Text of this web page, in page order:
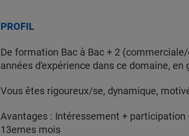
PROFIL
De formation Bac à Bac + 2
années d'expérience dans ce domaine,
Vous êtes rigoureux/se, dynamique,
Avantages : Intéressement +
13emes mois